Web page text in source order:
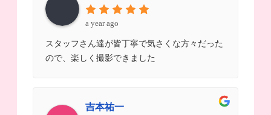
a year ago
スタッフさん達が皆丁寧で気さくな方々だった
ので、楽しく撮影できました
吉本祐一